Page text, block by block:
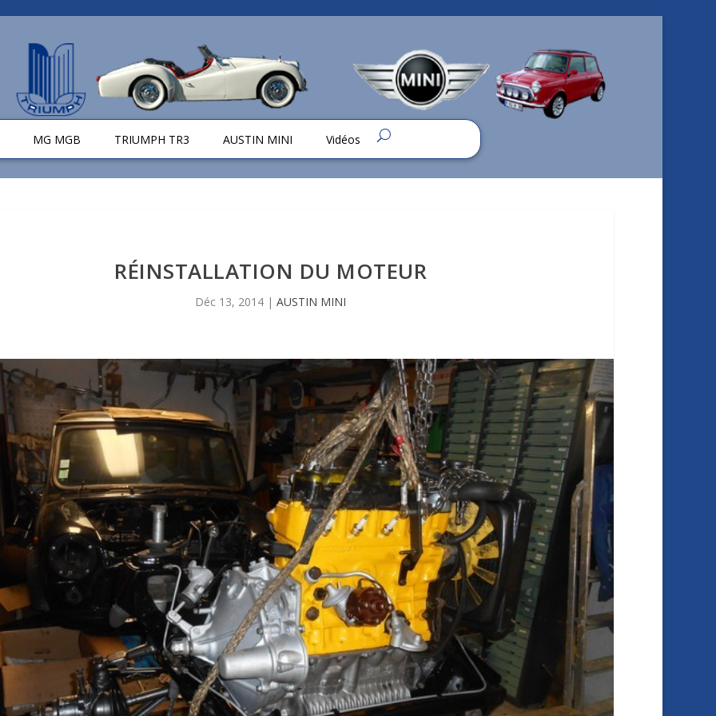
MG MGB TRIUMPH TR3 AUSTIN MINI Vidéos
RÉINSTALLATION DU MOTEUR
Déc 13, 2014 |AUSTIN MINI